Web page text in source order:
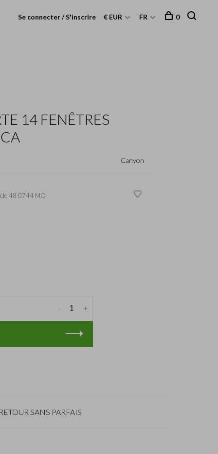
Se connecter / S'inscrire € EUR FR 0
14 FENÊTRES
Canyon
48 0744 MO
+
-
RETOUR SANS PARFAIS